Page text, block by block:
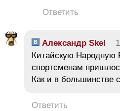
Ответить
Александр Skel
Китайскую Народную
спортсменам
Как и в большинстве
Ответить